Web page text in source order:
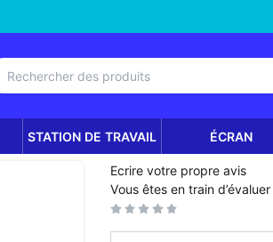
STATION DE TRAVAIL ÉCRAN
Ecrire votre propre avis
Vous êtes en train d’évaluer